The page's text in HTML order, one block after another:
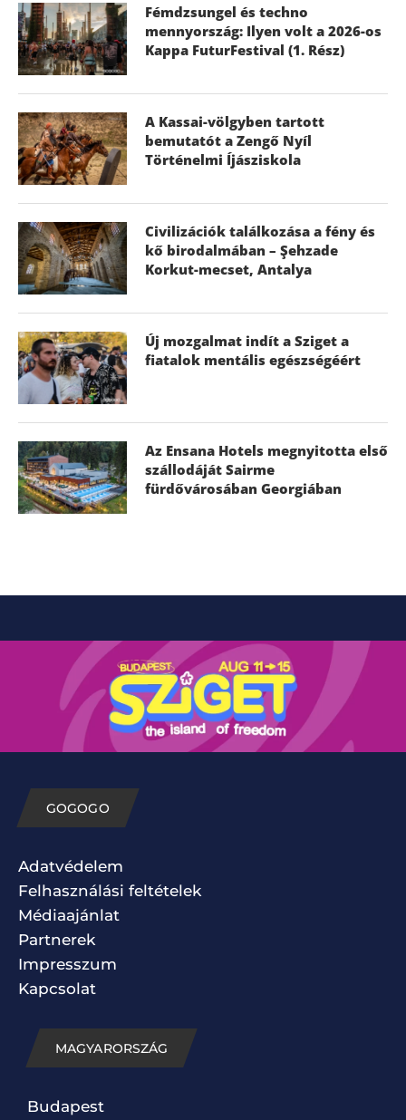
Fémdzsungel és techno
mennyország: Ilyen volt a 2026-os
Kappa FuturFestival (1. Rész)
A Kassai-völgyben tartott
bemutatót a Zengő Nyíl
Történelmi Íjásziskola
Civilizációk találkozása a fény és
kő birodalmában – Şehzade
Korkut-mecset, Antalya
Új mozgalmat indít a Sziget a
fiatalok mentális egészségéért
Az Ensana Hotels megnyitotta első
szállodáját Sairme
fürdővárosában Georgiában
GOGOGO
Adatvédelem
Felhasználási feltételek
Médiaajánlat
Partnerek
Impresszum
Kapcsolat
MAGYARORSZÁG
Budapest